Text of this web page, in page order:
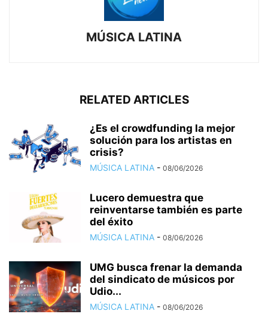
MÚSICA LATINA
RELATED ARTICLES
¿Es el crowdfunding la mejor
solución para los artistas en
crisis?
MÚSICA LATINA - 08/06/2026
Lucero demuestra que
reinventarse también es parte
del éxito
MÚSICA LATINA - 08/06/2026
UMG busca frenar la demanda
del sindicato de músicos por
Udio...
MÚSICA LATINA - 08/06/2026